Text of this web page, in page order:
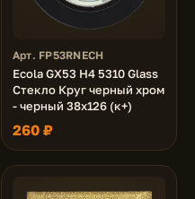
Арт. FP53RNECH
Ecola GX53 H4 5310 Glass
Стекло Круг черный хром
- черный 38x126 (к+)
260 ₽